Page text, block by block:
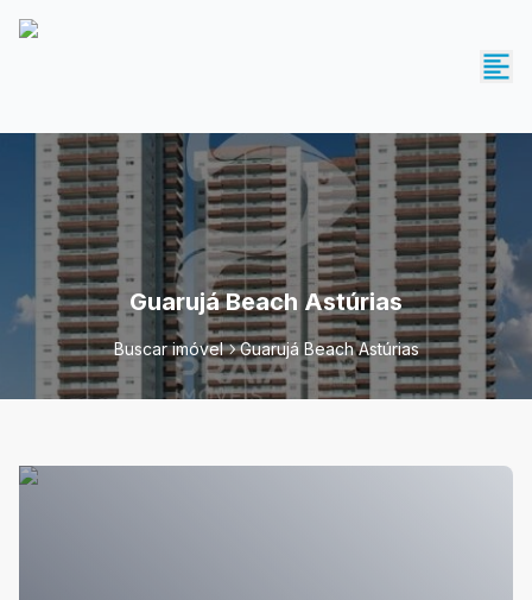
Guarujá Beach Astúrias
Buscar imóvel Guarujá Beach Astúrias